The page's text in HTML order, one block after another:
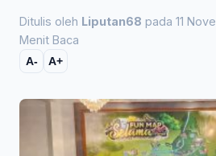
Ditulis oleh Liputan68 pada 11
Menit Baca
A- A+